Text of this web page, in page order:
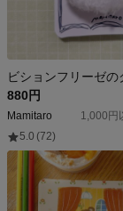
880円
Mamitaro
1,000円
5.0 (72)